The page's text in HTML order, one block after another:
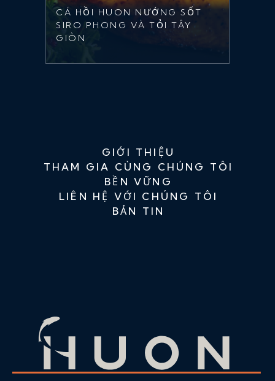
CÁ HỒI HUON NƯỚNG SỐT
SIRO PHONG VÀ TỎI TÂY
GIÒN
GIỚI THIỆU
THAM GIA CÙNG CHÚNG TÔI
BỀN VỮNG
LIÊN HỆ VỚI CHÚNG TÔI
BẢN TIN